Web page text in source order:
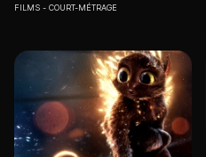
FILMS COURT-MÉTRAGE